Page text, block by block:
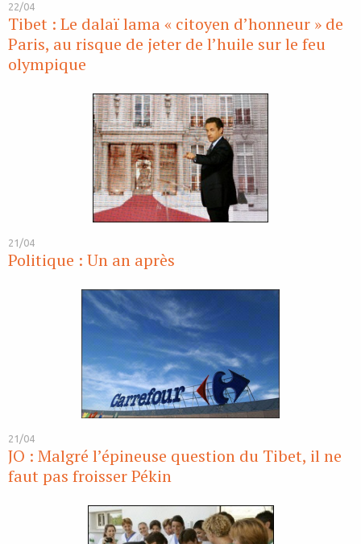
22/04
Tibet : Le dalaï lama « citoyen d’honneur » de
Paris, au risque de jeter de l’huile sur le feu
olympique
21/04
Politique : Un an après
21/04
JO : Malgré l’épineuse question du Tibet, il ne
faut pas froisser Pékin